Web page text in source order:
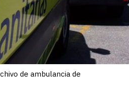
de ambulancia de